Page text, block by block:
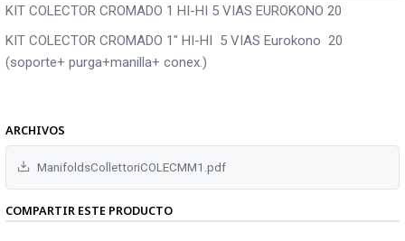
KIT COLECTOR CROMADO 1 HI-HI 5 VIAS EUROKONO 20
KIT COLECTOR CROMADO 1" HI-HI 5 VIAS Eurokono 20
(soporte+ purga+manilla+ conex.)
ARCHIVOS
ManifoldsCollettoriCOLECMM1.pdf
COMPARTIR ESTE PRODUCTO